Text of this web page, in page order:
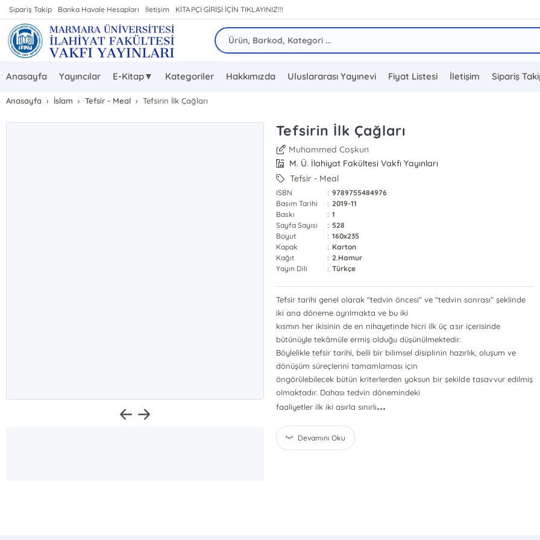
Sipariş Takip Banka Havale Hesapları İletişim KİTAPÇI GİRİŞİ İÇİN TIKLAYINIZ!!!
Anasayfa Yayıncılar E-Kitap▼ Kategoriler Hakkımızda Uluslararası Yayınevi Fiyat Listesi İletişim Sipariş
Anasayfa İslam Tefsir - Meal Tefsirin İlk Çağları
Tefsirin İlk Çağları
Muhammed Coşkun
M. Ü. İlahiyat Fakültesi Vakfı Yayınları
Tefsir - Meal
ISBN : 9789755484976
Basım Tarihi
: 2019-11
Baskı
: 1
Sayfa Sayısı
: 528
Boyut
: 160x235
Kapak
: Karton
Kağıt
: 2.Hamur
Yayın Dili
: Türkçe
Tefsir tarihi genel olarak "tedvin öncesi" ve "tedvin sonrası" şeklinde
iki ana döneme ayrılmakta ve bu iki
kısmın her ikisinin de en nihayetinde hicri ilk üç asır içerisinde
bütünüyle tekâmüle ermiş olduğu düşünülmektedir.
Böylelikle tefsir tarihi, belli bir bilimsel disiplinin hazırlık, oluşum ve
dönüşüm süreçlerini tamamlaması için
öngörülebilecek bütün kriterlerden yoksun bir şekilde tasavvur edilmiş
olmaktadır. Dahası tedvin dönemindeki
faaliyetler ilk iki asırla sınırlı...
Devamını Oku